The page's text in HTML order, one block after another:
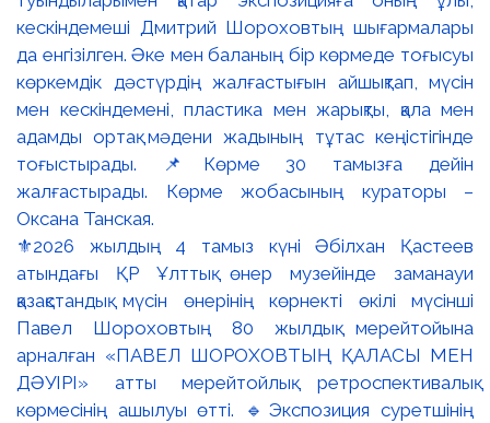
⚜️2026 жылдың 4 тамыз күні Әбілхан Қастеев
атындағы ҚР Ұлттық өнер музейінде заманауи
қазақстандық мүсін өнерінің көрнекті өкілі мүсінші
Павел Шороховтың 80 жылдық мерейтойына
арналған «ПАВЕЛ ШОРОХОВТЫҢ ҚАЛАСЫ МЕН
ДӘУІРІ» атты мерейтойлық ретроспективалық
көрмесінің ашылуы өтті. 🔹Экспозиция суретшінің